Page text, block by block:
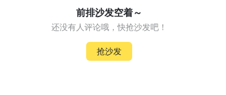
前排沙发空着～
还没有人评论哦，快抢沙发吧！
抢沙发